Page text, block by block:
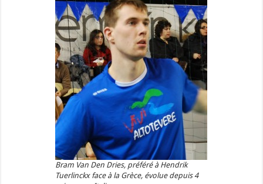
Bram Van Den Dries, préféré à Hendrik
Tuerlinckx face à la Grèce, évolue depuis 4